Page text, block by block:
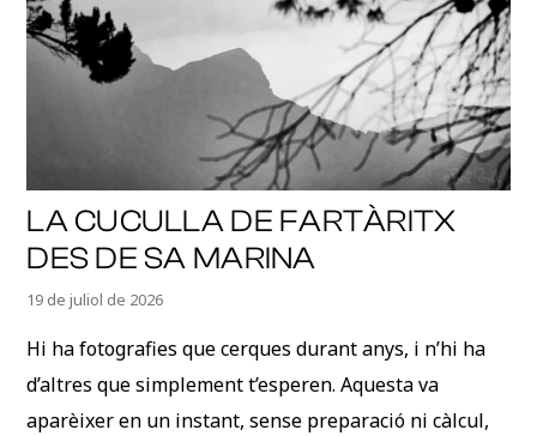
LA CUCULLA DE FARTÀRITX
DES DE SA MARINA
19 de juliol de 2026
Hi ha fotografies que cerques durant anys, i n’hi ha
d’altres que simplement t’esperen. Aquesta va
aparèixer en un instant, sense preparació ni càlcul,